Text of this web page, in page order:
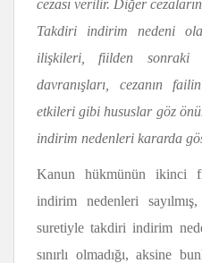
cezası verilir. Diğer
Takdiri indirim nedeni
ilişkileri, fiilden sonraki
davranışları, cezanın
etkileri gibi hususlar göz
indirim nedenleri kararda
Kanun hükmünün ikinci
indirim nedenleri
suretiyle takdiri indirim
sınırlı olmadığı, aksine